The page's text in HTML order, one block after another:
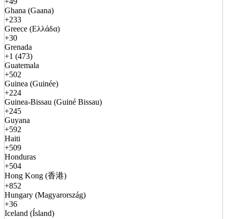
Ghana (Gaana)
+233
Greece (Ελλάδα)
+30
Grenada
+1 (473)
Guatemala
+502
Guinea (Guinée)
+224
Guinea-Bissau (Guiné Bissau)
+245
Guyana
+592
Haiti
+509
Honduras
+504
Hong Kong (香港)
+852
Hungary (Magyarország)
+36
Iceland (Ísland)